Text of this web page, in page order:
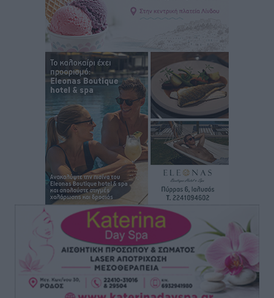
Κως: Γερμανός τουρίστας κέρδισε αποζημίωση 900
ευρώ επειδή δεν βρήκε ξαπλώστρες στις
οικογενειακές διακοπές του
Τοπικές Ειδήσεις• πριν 14 ώρες
Ο γεωεντοπισμός μέσω 112 «έσωσε» Δανό περιπατητή
Τοπικές Ειδήσεις• πριν 14 ώρες
Σύμη: Ανασύρθηκε σορός άνδρα – Εξετάζεται αν είναι
ο 8ος Γερμανός που αγνοούνταν μετά την παράσυρσή
ιστιοφόρου
Τοπικές Ειδήσεις• πριν 15 ώρες
Ερώτηση στην Ευρωπαϊκή Επιτροπή για τις
αλλεπάλληλες πυρκαγιές που ξεσπούν από μονάδες
ανακύκλωσης και ΧΥΤΑ και την επικίνδυνη έκθεση
σε καρκινογόνες τοξικές ουσίες
Ειδήσεις• πριν 15 ώρες